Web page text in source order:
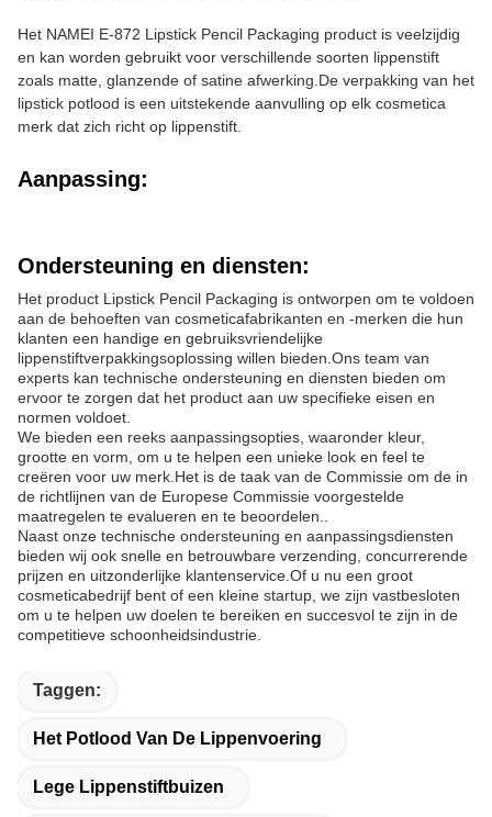
Het NAMEI E-872 Lipstick Pencil Packaging product is veelzijdig
en kan worden gebruikt voor verschillende soorten lippenstift
zoals matte, glanzende of satine afwerking.De verpakking van het
lipstick potlood is een uitstekende aanvulling op elk cosmetica
merk dat zich richt op lippenstift.
Aanpassing:
Ondersteuning en diensten:
Het product Lipstick Pencil Packaging is ontworpen om te voldoen
aan de behoeften van cosmeticafabrikanten en -merken die hun
klanten een handige en gebruiksvriendelijke
lippenstiftverpakkingsoplossing willen bieden.Ons team van
experts kan technische ondersteuning en diensten bieden om
ervoor te zorgen dat het product aan uw specifieke eisen en
normen voldoet.
We bieden een reeks aanpassingsopties, waaronder kleur,
grootte en vorm, om u te helpen een unieke look en feel te
creëren voor uw merk.Het is de taak van de Commissie om de in
de richtlijnen van de Europese Commissie voorgestelde
maatregelen te evalueren en te beoordelen..
Naast onze technische ondersteuning en aanpassingsdiensten
bieden wij ook snelle en betrouwbare verzending, concurrerende
prijzen en uitzonderlijke klantenservice.Of u nu een groot
cosmeticabedrijf bent of een kleine startup, we zijn vastbesloten
om u te helpen uw doelen te bereiken en succesvol te zijn in de
competitieve schoonheidsindustrie.
Taggen:
Het Potlood Van De Lippenvoering
Lege Lippenstiftbuizen